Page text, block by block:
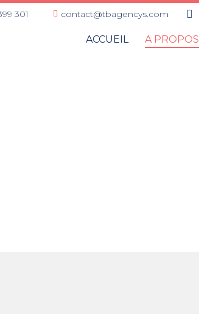
301 contact@tbagencys.com
ACCUEIL A PROPOS